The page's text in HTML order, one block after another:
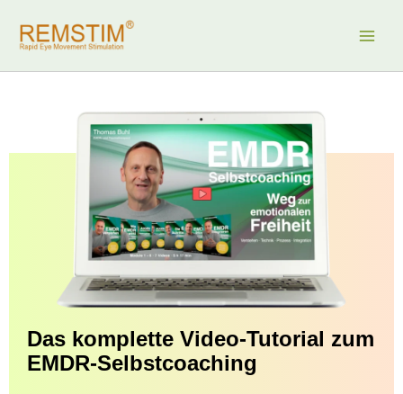
Inhalt
springen
Das komplette Video-Tutorial zum
EMDR-Selbstcoaching